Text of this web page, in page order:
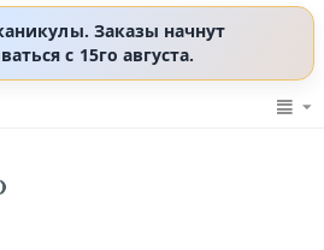
Заказы начнут
с 15го августа.